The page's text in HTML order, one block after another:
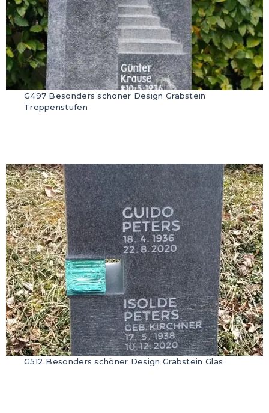
G497 Besonders schöner Design Grabstein
Treppenstufen
G512 Besonders schöner Design Grabstein Glas